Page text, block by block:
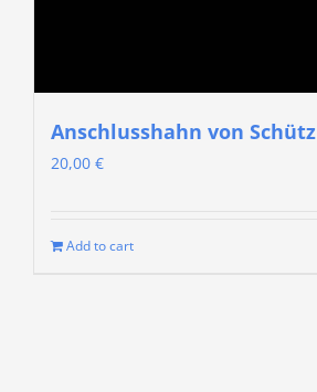
Anschlusshahn von Schütz
20,00 €
Add to cart